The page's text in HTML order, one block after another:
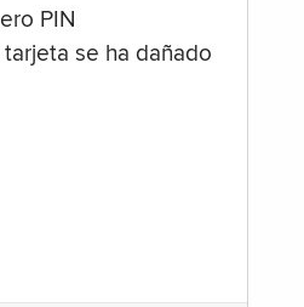
PIN
tarjeta se ha dañado